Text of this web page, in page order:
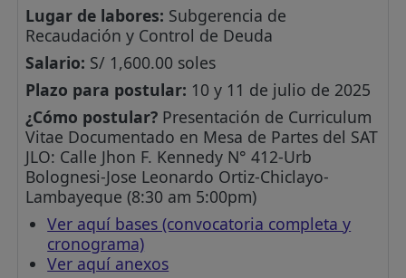
Lugar de labores: Subgerencia de
Recaudación y Control de Deuda
Salario: S/ 1,600.00 soles
Plazo para postular: 10 y 11 de julio de 2025
¿Cómo postular? Presentación de Curriculum
Vitae Documentado en Mesa de Partes del SAT
JLO: Calle Jhon F. Kennedy N° 412-Urb
Bolognesi-Jose Leonardo Ortiz-Chiclayo-
Lambayeque (8:30 am 5:00pm)
Ver aquí bases (convocatoria completa y
cronograma)
Ver aquí anexos